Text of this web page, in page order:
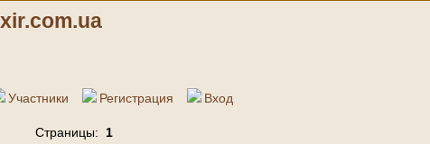
Участники Регистрация Вход
Страницы: 1